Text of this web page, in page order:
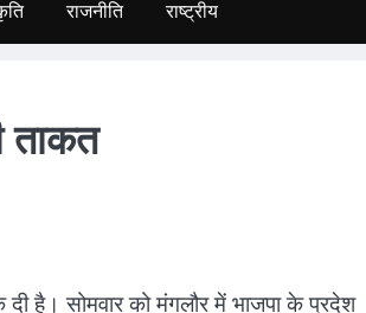
राजनीति राष्ट्रीय
ताकत
है। सोमवार को मंगलौर में भाजपा के प्रदेश